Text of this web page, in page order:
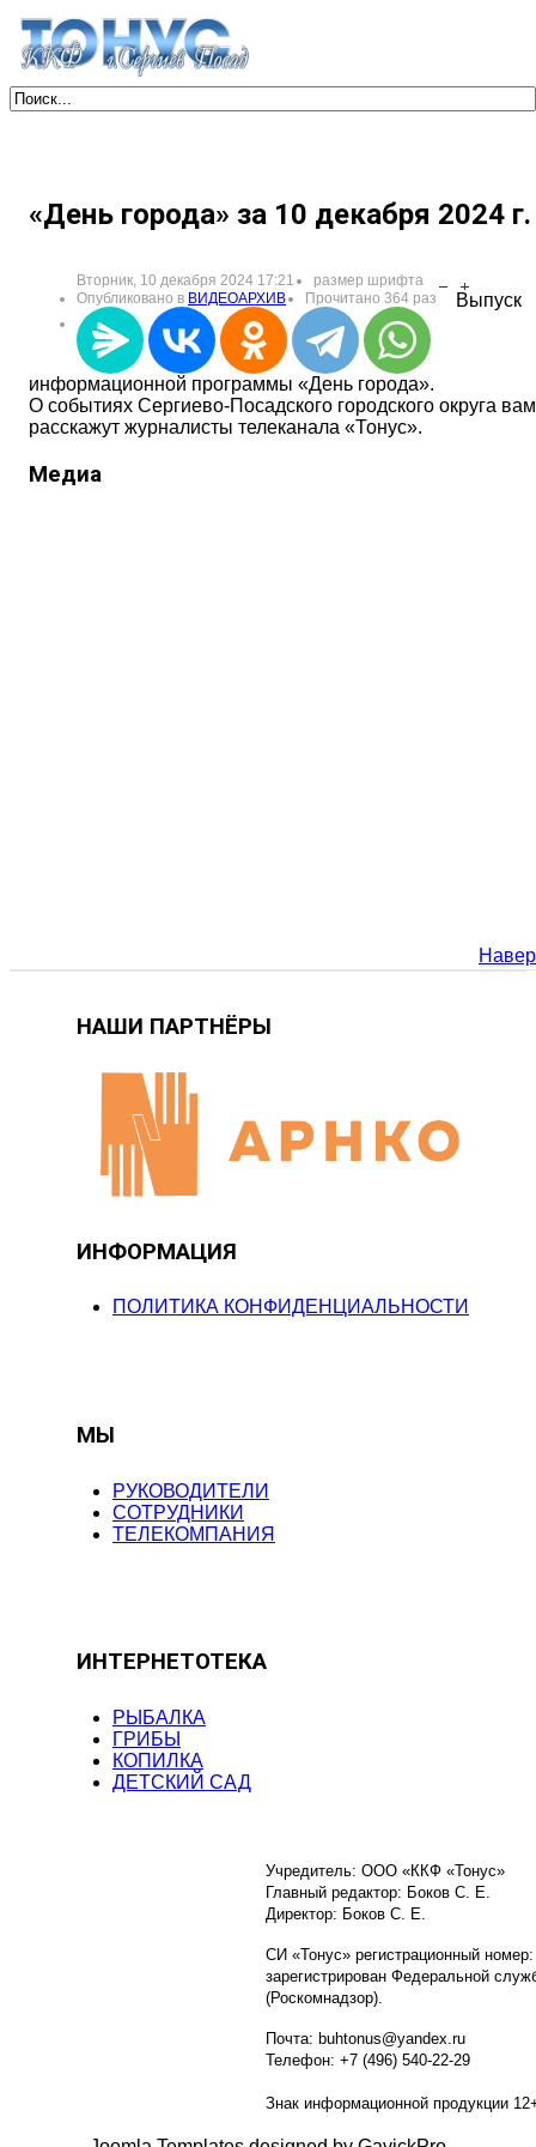
«День города» за 10 декабря 2024 г.
Вторник, 10 декабря 2024 17:21
размер шрифта
Опубликовано в ВИДЕОАРХИВ Прочитано 364 раз Выпуск
информационной программы «День города».
О событиях Сергиево-Посадского городского округа вам
расскажут журналисты телеканала «Тонус».
Медиа
НАШИ ПАРТНЁРЫ
ИНФОРМАЦИЯ
ПОЛИТИКА КОНФИДЕНЦИАЛЬНОСТИ
МЫ
РУКОВОДИТЕЛИ
СОТРУДНИКИ
ТЕЛЕКОМПАНИЯ
ИНТЕРНЕТОТЕКА
РЫБАЛКА
ГРИБЫ
КОПИЛКА
ДЕТСКИЙ САД
Учредитель: ООО «ККФ «Тонус»
Главный редактор: Боков С. Е.
Директор: Боков С. Е.
СИ «Тонус» регистрационный
зарегистрирован Федеральной
(Роскомнадзор).
Почта: buhtonus@yandex.ru
Телефон: +7 (496) 540-22-29
Знак информационной продукции